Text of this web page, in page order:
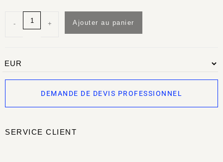
- + Ajouter au panier
DEMANDE DE DEVIS PROFESSIONNEL
SERVICE CLIENT